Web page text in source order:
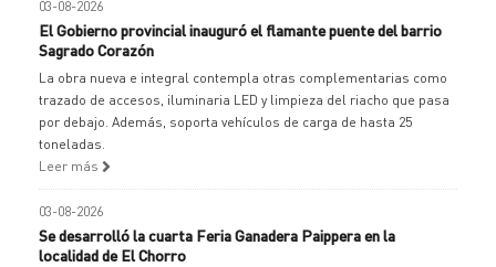
03-08-2026
El Gobierno provincial inauguró el flamante puente del barrio
Sagrado Corazón
La obra nueva e integral contempla otras complementarias como
trazado de accesos, iluminaria LED y limpieza del riacho que pasa
por debajo. Además, soporta vehículos de carga de hasta 25
toneladas.
Leer más
03-08-2026
Se desarrolló la cuarta Feria Ganadera Paippera en la
localidad de El Chorro